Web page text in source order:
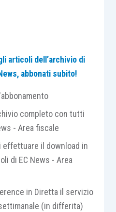
delle perdite fiscali
del riporto delle perdite
quelle conseguite a
nel gruppo
del limite quantitativo
patrimonio netto e della
dell’attività principale
articoli dell’archivio di
abbonati subito!
completo con tutti
- Area fiscale
effettuare il download in
di EC News - Area
in Diretta il servizio
(in differita)